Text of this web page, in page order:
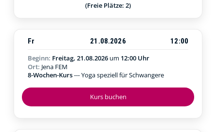
(Freie Plätze: 2)
Kurs buchen
Fr 21.08.2026
12:00
Beginn: Freitag, 21.08.2026 um 12:00 Uhr
Ort: Jena FEM
8-Wochen-Kurs--- Yoga speziell für Schwangere